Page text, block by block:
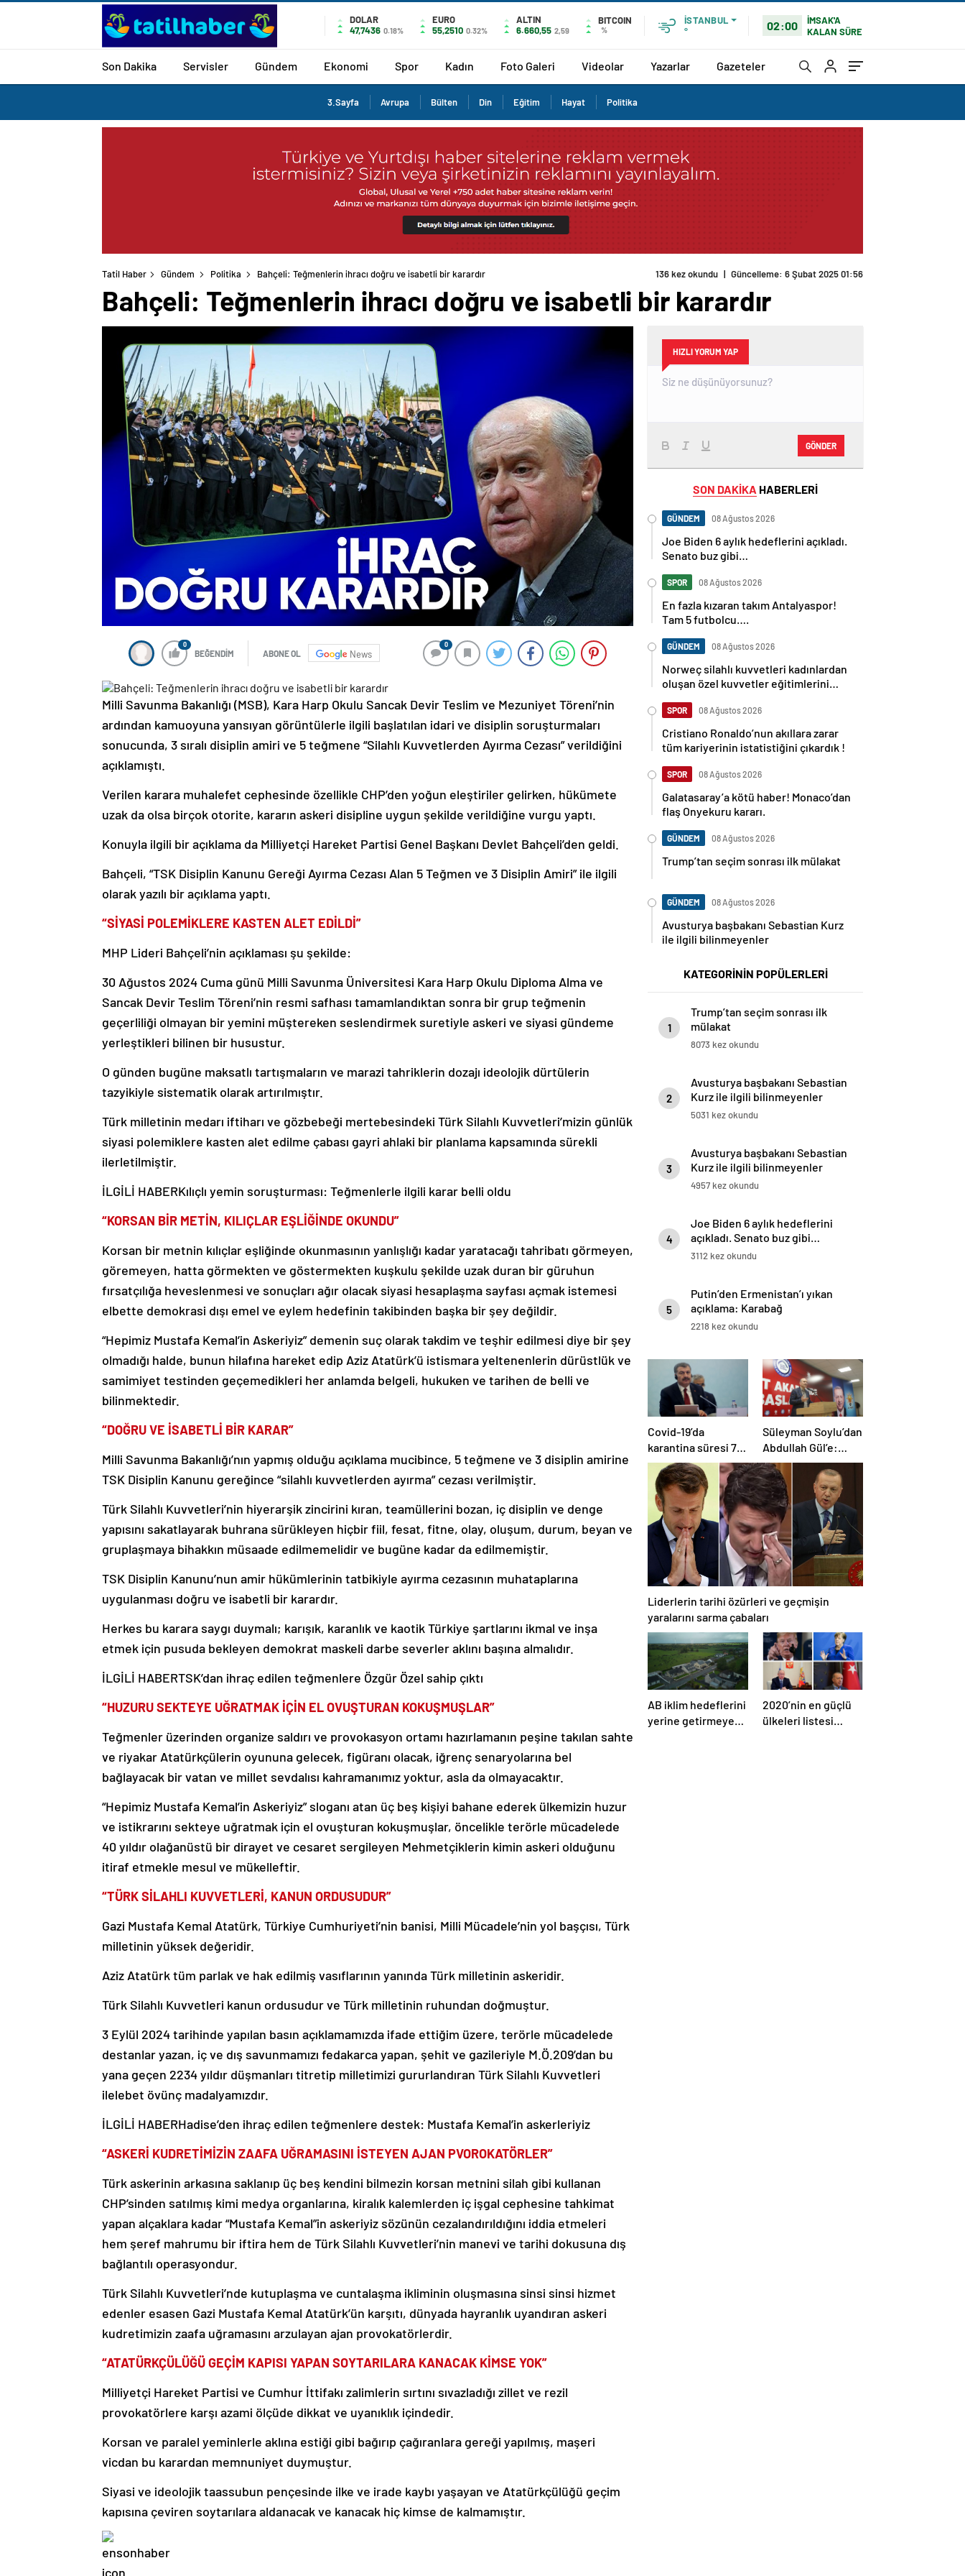
DOLAR
47,7436 0.18%
EURO
55,2510 0.32%
ALTIN
6.660,55 2,59
BITCOIN
%
İSTANBUL
°
02:00
İMSAK'A
KALAN SÜRE
Son Dakika Servisler Gündem Ekonomi Spor Kadın Foto Galeri Videolar Yazarlar Gazeteler
3.Sayfa Avrupa Bülten Din Eğitim Hayat Politika
Tatil Haber Gündem Politika Bahçeli: Teğmenlerin ihracı doğru ve isabetli bir karardır 136 kez okundu | Güncelleme: 6 Şubat 2025 01:56
Bahçeli: Teğmenlerin ihracı doğru ve isabetli bir karardır
0
BEĞENDİM ABONE OL News
0
Milli Savunma Bakanlığı (MSB), Kara Harp Okulu Sancak Devir Teslim ve Mezuniyet Töreni’nin
ardından kamuoyuna yansıyan görüntülerle ilgili başlatılan idari ve disiplin soruşturmaları
sonucunda, 3 sıralı disiplin amiri ve 5 teğmene “Silahlı Kuvvetlerden Ayırma Cezası” verildiğini
açıklamıştı.
Verilen karara muhalefet cephesinde özellikle CHP’den yoğun eleştiriler gelirken, hükümete
uzak da olsa birçok otorite, kararın askeri disipline uygun şekilde verildiğine vurgu yaptı.
Konuyla ilgili bir açıklama da Milliyetçi Hareket Partisi Genel Başkanı Devlet Bahçeli’den geldi.
Bahçeli, “TSK Disiplin Kanunu Gereği Ayırma Cezası Alan 5 Teğmen ve 3 Disiplin Amiri” ile ilgili
olarak yazılı bir açıklama yaptı.
“SİYASİ POLEMİKLERE KASTEN ALET EDİLDİ”
MHP Lideri Bahçeli’nin açıklaması şu şekilde:
30 Ağustos 2024 Cuma günü Milli Savunma Üniversitesi Kara Harp Okulu Diploma Alma ve
Sancak Devir Teslim Töreni’nin resmi safhası tamamlandıktan sonra bir grup teğmenin
geçerliliği olmayan bir yemini müştereken seslendirmek suretiyle askeri ve siyasi gündeme
yerleştikleri bilinen bir husustur.
O günden bugüne maksatlı tartışmaların ve marazi tahriklerin dozajı ideolojik dürtülerin
tazyikiyle sistematik olarak artırılmıştır.
Türk milletinin medarı iftiharı ve gözbebeği mertebesindeki Türk Silahlı Kuvvetleri’mizin günlük
siyasi polemiklere kasten alet edilme çabası gayri ahlaki bir planlama kapsamında sürekli
ilerletilmiştir.
İLGİLİ HABERKılıçlı yemin soruşturması: Teğmenlerle ilgili karar belli oldu
“KORSAN BİR METİN, KILIÇLAR EŞLİĞİNDE OKUNDU”
Korsan bir metnin kılıçlar eşliğinde okunmasının yanlışlığı kadar yaratacağı tahribatı görmeyen,
göremeyen, hatta görmekten ve göstermekten kuşkulu şekilde uzak duran bir güruhun
fırsatçılığa heveslenmesi ve sonuçları ağır olacak siyasi hesaplaşma sayfası açmak istemesi
elbette demokrasi dışı emel ve eylem hedefinin takibinden başka bir şey değildir.
“Hepimiz Mustafa Kemal’in Askeriyiz” demenin suç olarak takdim ve teşhir edilmesi diye bir şey
olmadığı halde, bunun hilafına hareket edip Aziz Atatürk’ü istismara yeltenenlerin dürüstlük ve
samimiyet testinden geçemedikleri her anlamda belgeli, hukuken ve tarihen de belli ve
bilinmektedir.
“DOĞRU VE İSABETLİ BİR KARAR”
Milli Savunma Bakanlığı’nın yapmış olduğu açıklama mucibince, 5 teğmene ve 3 disiplin amirine
TSK Disiplin Kanunu gereğince “silahlı kuvvetlerden ayırma” cezası verilmiştir.
Türk Silahlı Kuvvetleri’nin hiyerarşik zincirini kıran, teamüllerini bozan, iç disiplin ve denge
yapısını sakatlayarak buhrana sürükleyen hiçbir fiil, fesat, fitne, olay, oluşum, durum, beyan ve
gruplaşmaya bihakkın müsaade edilmemelidir ve bugüne kadar da edilmemiştir.
TSK Disiplin Kanunu’nun amir hükümlerinin tatbikiyle ayırma cezasının muhataplarına
uygulanması doğru ve isabetli bir karardır.
Herkes bu karara saygı duymalı; karışık, karanlık ve kaotik Türkiye şartlarını ikmal ve inşa
etmek için pusuda bekleyen demokrat maskeli darbe severler aklını başına almalıdır.
İLGİLİ HABERTSK’dan ihraç edilen teğmenlere Özgür Özel sahip çıktı
“HUZURU SEKTEYE UĞRATMAK İÇİN EL OVUŞTURAN KOKUŞMUŞLAR”
Teğmenler üzerinden organize saldırı ve provokasyon ortamı hazırlamanın peşine takılan sahte
ve riyakar Atatürkçülerin oyununa gelecek, figüranı olacak, iğrenç senaryolarına bel
bağlayacak bir vatan ve millet sevdalısı kahramanımız yoktur, asla da olmayacaktır.
“Hepimiz Mustafa Kemal’in Askeriyiz” sloganı atan üç beş kişiyi bahane ederek ülkemizin huzur
ve istikrarını sekteye uğratmak için el ovuşturan kokuşmuşlar, öncelikle terörle mücadelede
40 yıldır olağanüstü bir dirayet ve cesaret sergileyen Mehmetçiklerin kimin askeri olduğunu
itiraf etmekle mesul ve mükelleftir.
“TÜRK SİLAHLI KUVVETLERİ, KANUN ORDUSUDUR”
Gazi Mustafa Kemal Atatürk, Türkiye Cumhuriyeti’nin banisi, Milli Mücadele’nin yol başçısı, Türk
milletinin yüksek değeridir.
Aziz Atatürk tüm parlak ve hak edilmiş vasıflarının yanında Türk milletinin askeridir.
Türk Silahlı Kuvvetleri kanun ordusudur ve Türk milletinin ruhundan doğmuştur.
3 Eylül 2024 tarihinde yapılan basın açıklamamızda ifade ettiğim üzere, terörle mücadelede
destanlar yazan, iç ve dış savunmamızı fedakarca yapan, şehit ve gazileriyle M.Ö.209’dan bu
yana geçen 2234 yıldır düşmanları titretip milletimizi gururlandıran Türk Silahlı Kuvvetleri
ilelebet övünç madalyamızdır.
İLGİLİ HABERHadise’den ihraç edilen teğmenlere destek: Mustafa Kemal’in askerleriyiz
“ASKERİ KUDRETİMİZİN ZAAFA UĞRAMASINI İSTEYEN AJAN PVOROKATÖRLER”
Türk askerinin arkasına saklanıp üç beş kendini bilmezin korsan metnini silah gibi kullanan
CHP’sinden satılmış kimi medya organlarına, kiralık kalemlerden iç işgal cephesine tahkimat
yapan alçaklara kadar “Mustafa Kemal”in askeriyiz sözünün cezalandırıldığını iddia etmeleri
hem şeref mahrumu bir iftira hem de Türk Silahlı Kuvvetleri’nin manevi ve tarihi dokusuna dış
bağlantılı operasyondur.
Türk Silahlı Kuvvetleri’nde kutuplaşma ve cuntalaşma ikliminin oluşmasına sinsi sinsi hizmet
edenler esasen Gazi Mustafa Kemal Atatürk’ün karşıtı, dünyada hayranlık uyandıran askeri
kudretimizin zaafa uğramasını arzulayan ajan provokatörlerdir.
“ATATÜRKÇÜLÜĞÜ GEÇİM KAPISI YAPAN SOYTARILARA KANACAK KİMSE YOK”
Milliyetçi Hareket Partisi ve Cumhur İttifakı zalimlerin sırtını sıvazladığı zillet ve rezil
provokatörlere karşı azami ölçüde dikkat ve uyanıklık içindedir.
Korsan ve paralel yeminlerle aklına estiği gibi bağırıp çağıranlara gereği yapılmış, maşeri
vicdan bu karardan memnuniyet duymuştur.
Siyasi ve ideolojik taassubun pençesinde ilke ve irade kaybı yaşayan ve Atatürkçülüğü geçim
kapısına çeviren soytarılara aldanacak ve kanacak hiç kimse de kalmamıştır.
HIZLI YORUM YAP
GÖNDER
SON DAKİKA HABERLERİ
GÜNDEM 08 Ağustos 2026
Joe Biden 6 aylık hedeflerini açıkladı.
Senato buz gibi…
SPOR 08 Ağustos 2026
En fazla kızaran takım Antalyaspor!
Tam 5 futbolcu….
GÜNDEM 08 Ağustos 2026
Norweç silahlı kuvvetleri kadınlardan
oluşan özel kuvvetler eğitimlerini
SPOR 08 Ağustos 2026
Cristiano Ronaldo’nun akıllara zarar
tüm kariyerinin istatistiğini çıkardık !
SPOR 08 Ağustos 2026
Galatasaray’a kötü haber! Monaco’dan
flaş Onyekuru kararı.
GÜNDEM 08 Ağustos 2026
Trump’tan seçim sonrası ilk mülakat
GÜNDEM 08 Ağustos 2026
Avusturya başbakanı Sebastian Kurz
ile ilgili bilinmeyenler
KATEGORİNİN POPÜLERLERİ
1
Trump’tan seçim sonrası ilk
mülakat
8073 kez okundu
2
Avusturya başbakanı Sebastian
Kurz ile ilgili bilinmeyenler
5031 kez okundu
3
Avusturya başbakanı Sebastian
Kurz ile ilgili bilinmeyenler
4957 kez okundu
4
Joe Biden 6 aylık hedeflerini
açıkladı. Senato buz gibi…
3112 kez okundu
5
Putin’den Ermenistan’ı yıkan
açıklama: Karabağ
Azerbaycan’ın ayrılmaz bir
2218 kez okundu
Covid-19’da
karantina süresi 7
güne düşürüldü |
Canlı Blog
Süleyman Soylu’dan
Abdullah Gül’e:
Yazıklar olsun size
Liderlerin tarihi özürleri ve geçmişin
yaralarını sarma çabaları
AB iklim hedeflerini
yerine getirmeyen
2020’nin en güçlü
ülkeleri listesi